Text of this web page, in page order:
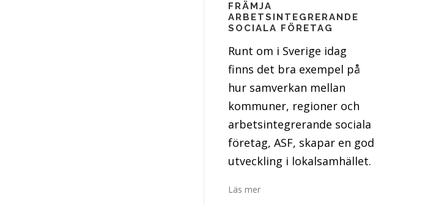
FRÄMJA
ARBETSINTEGRERANDE
SOCIALA FÖRETAG
Runt om i Sverige idag
finns det bra exempel på
hur samverkan mellan
kommuner, regioner och
arbetsintegrerande sociala
företag, ASF, skapar en god
utveckling i lokalsamhället.
Läs mer